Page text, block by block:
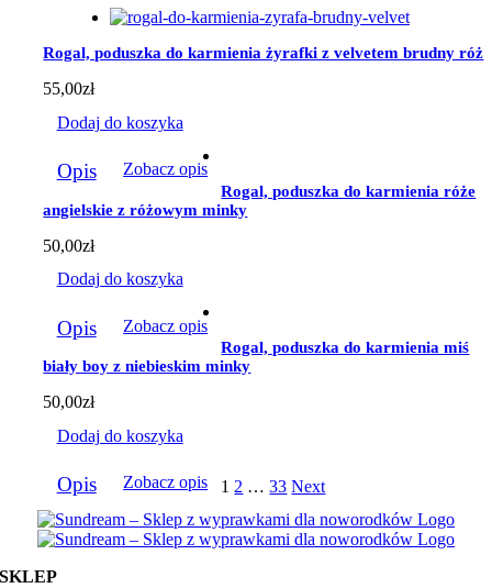
Rogal, poduszka do karmienia żyrafki z velvetem brudny róż
55,00zł
Dodaj do koszyka
Opis Zobacz opis
Rogal, poduszka do karmienia róże
angielskie z różowym minky
50,00zł
Dodaj do koszyka
Opis Zobacz opis
Rogal, poduszka do karmienia miś
biały boy z niebieskim minky
50,00zł
Dodaj do koszyka
Opis Zobacz opis 1 2 … 33 Next
SKLEP